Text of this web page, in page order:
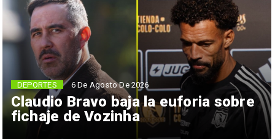
Claudio Bravo baja la euforia sobre
fichaje de Vozinha
DEPORTES 6 De Agosto De 2026